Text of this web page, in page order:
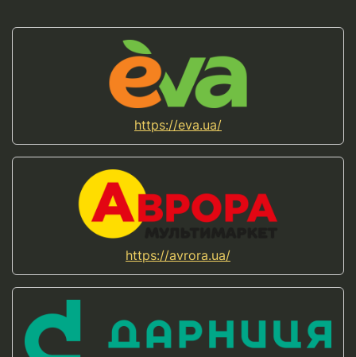
https://eva.ua/
https://avrora.ua/